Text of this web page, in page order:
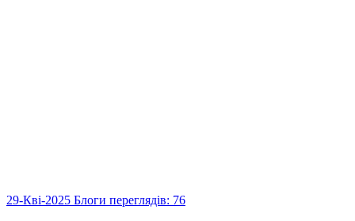
29-Кві-2025 Блоги переглядів: 76